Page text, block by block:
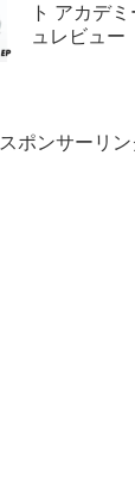
ト アカデ
ュレビュー
スポンサーリン